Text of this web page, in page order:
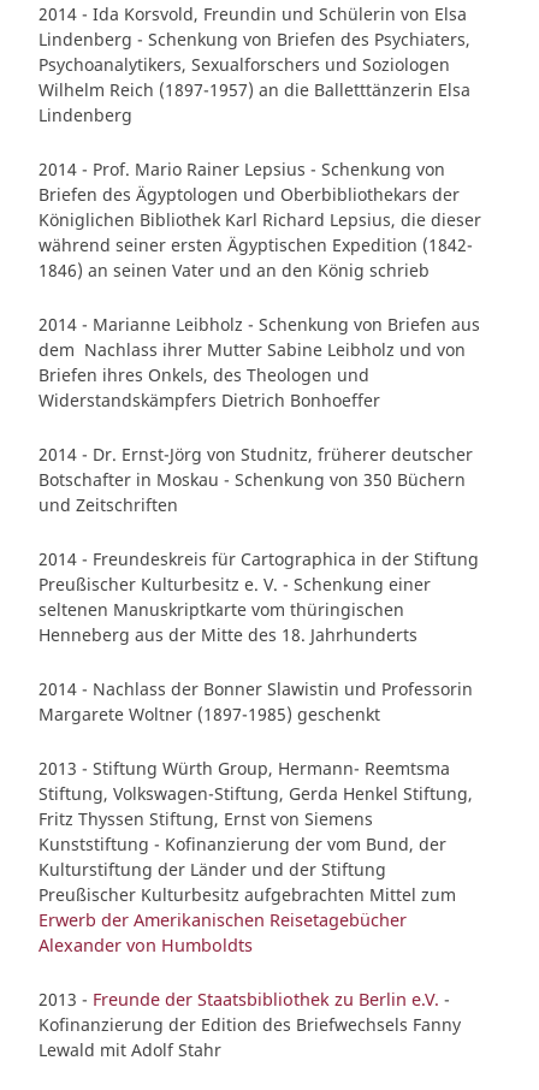
2014 - Ida Korsvold, Freundin und Schülerin von Elsa
Lindenberg - Schenkung von Briefen des Psychiaters,
Psychoanalytikers, Sexualforschers und Soziologen
Wilhelm Reich (1897-1957) an die Balletttänzerin Elsa
Lindenberg
2014 - Prof. Mario Rainer Lepsius - Schenkung von
Briefen des Ägyptologen und Oberbibliothekars der
Königlichen Bibliothek Karl Richard Lepsius, die dieser
während seiner ersten Ägyptischen Expedition (1842-
1846) an seinen Vater und an den König schrieb
2014 - Marianne Leibholz - Schenkung von Briefen aus
dem Nachlass ihrer Mutter Sabine Leibholz und von
Briefen ihres Onkels, des Theologen und
Widerstandskämpfers Dietrich Bonhoeffer
2014 - Dr. Ernst-Jörg von Studnitz, früherer deutscher
Botschafter in Moskau - Schenkung von 350 Büchern
und Zeitschriften
2014 - Freundeskreis für Cartographica in der Stiftung
Preußischer Kulturbesitz e. V. - Schenkung einer
seltenen Manuskriptkarte vom thüringischen
Henneberg aus der Mitte des 18. Jahrhunderts
2014 - Nachlass der Bonner Slawistin und Professorin
Margarete Woltner (1897-1985) geschenkt
2013 - Stiftung Würth Group, Hermann- Reemtsma
Stiftung, Volkswagen-Stiftung, Gerda Henkel Stiftung,
Fritz Thyssen Stiftung, Ernst von Siemens
Kunststiftung - Kofinanzierung der vom Bund, der
Kulturstiftung der Länder und der Stiftung
Preußischer Kulturbesitz aufgebrachten Mittel zum
Erwerb der Amerikanischen Reisetagebücher
Alexander von Humboldts
2013 - Freunde der Staatsbibliothek zu Berlin e.V. -
Kofinanzierung der Edition des Briefwechsels Fanny
Lewald mit Adolf Stahr